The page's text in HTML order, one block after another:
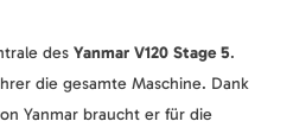
des Yanmar V120 Stage 5.
die gesamte Maschine. Dank
Yanmar braucht er für die